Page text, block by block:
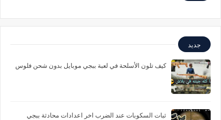
جديد
كيف تلون الأسلحة في لعبة ببجي موبايل بدون شحن فلوس
ثبات السكوبات عند الضرب اخر اعدادات محادثة ببجي